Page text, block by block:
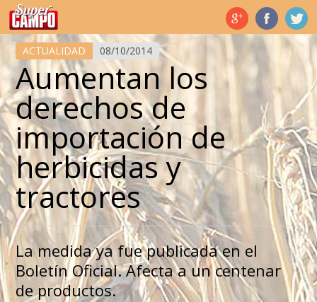
Temas de hoy
ACTUALIDAD 08/10/2014
Aumentan los
derechos de
importación de
herbicidas y
tractores
La medida ya fue publicada en el
Boletín Oficial. Afecta a un centenar
de productos.